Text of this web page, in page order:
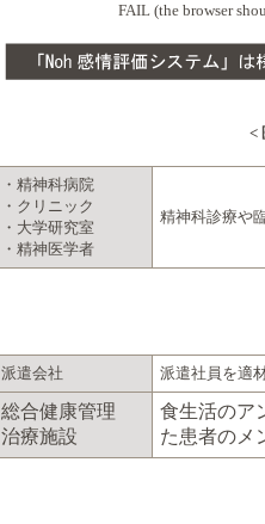
FAIL (the browser
<
・精神科病院
・クリニック
・大学研究室
・精神医学者
精神科診療や
派遣会社 派遣社員を適
総合健康管理
治療施設
食生活のア
た患者のメ